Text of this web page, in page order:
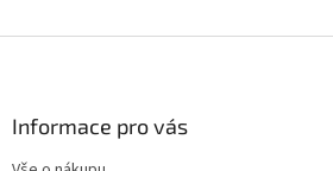
Informace pro vás